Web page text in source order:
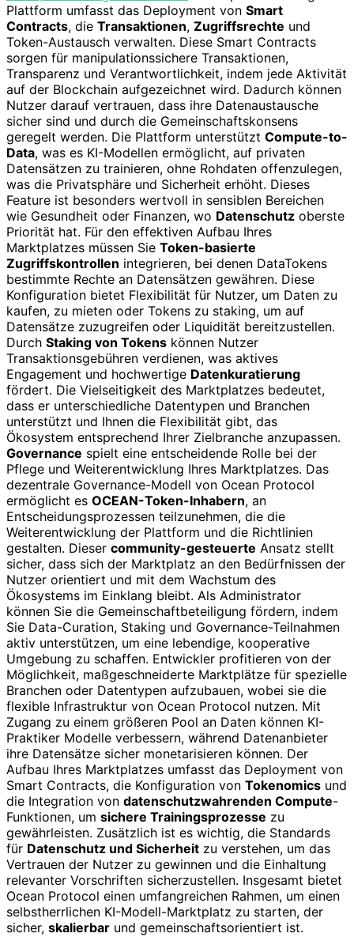
Plattform umfasst das Deployment von Smart
Contracts, die Transaktionen, Zugriffsrechte und
Token-Austausch verwalten. Diese Smart Contracts
sorgen für manipulationssichere Transaktionen,
Transparenz und Verantwortlichkeit, indem jede Aktivität
auf der Blockchain aufgezeichnet wird. Dadurch können
Nutzer darauf vertrauen, dass ihre Datenaustausche
sicher sind und durch die Gemeinschaftskonsens
geregelt werden. Die Plattform unterstützt Compute-to-
Data, was es KI-Modellen ermöglicht, auf privaten
Datensätzen zu trainieren, ohne Rohdaten offenzulegen,
was die Privatsphäre und Sicherheit erhöht. Dieses
Feature ist besonders wertvoll in sensiblen Bereichen
wie Gesundheit oder Finanzen, wo Datenschutz oberste
Priorität hat. Für den effektiven Aufbau Ihres
Marktplatzes müssen Sie Token-basierte
Zugriffskontrollen integrieren, bei denen DataTokens
bestimmte Rechte an Datensätzen gewähren. Diese
Konfiguration bietet Flexibilität für Nutzer, um Daten zu
kaufen, zu mieten oder Tokens zu staking, um auf
Datensätze zuzugreifen oder Liquidität bereitzustellen.
Durch Staking von Tokens können Nutzer
Transaktionsgebühren verdienen, was aktives
Engagement und hochwertige Datenkuratierung
fördert. Die Vielseitigkeit des Marktplatzes bedeutet,
dass er unterschiedliche Datentypen und Branchen
unterstützt und Ihnen die Flexibilität gibt, das
Ökosystem entsprechend Ihrer Zielbranche anzupassen.
Governance spielt eine entscheidende Rolle bei der
Pflege und Weiterentwicklung Ihres Marktplatzes. Das
dezentrale Governance-Modell von Ocean Protocol
ermöglicht es OCEAN-Token-Inhabern, an
Entscheidungsprozessen teilzunehmen, die die
Weiterentwicklung der Plattform und die Richtlinien
gestalten. Dieser community-gesteuerte Ansatz stellt
sicher, dass sich der Marktplatz an den Bedürfnissen der
Nutzer orientiert und mit dem Wachstum des
Ökosystems im Einklang bleibt. Als Administrator
können Sie die Gemeinschaftbeteiligung fördern, indem
Sie Data-Curation, Staking und Governance-Teilnahmen
aktiv unterstützen, um eine lebendige, kooperative
Umgebung zu schaffen. Entwickler profitieren von der
Möglichkeit, maßgeschneiderte Marktplätze für spezielle
Branchen oder Datentypen aufzubauen, wobei sie die
flexible Infrastruktur von Ocean Protocol nutzen. Mit
Zugang zu einem größeren Pool an Daten können KI-
Praktiker Modelle verbessern, während Datenanbieter
ihre Datensätze sicher monetarisieren können. Der
Aufbau Ihres Marktplatzes umfasst das Deployment von
Smart Contracts, die Konfiguration von Tokenomics und
die Integration von datenschutzwahrenden Compute-
Funktionen, um sichere Trainingsprozesse zu
gewährleisten. Zusätzlich ist es wichtig, die Standards
für Datenschutz und Sicherheit zu verstehen, um das
Vertrauen der Nutzer zu gewinnen und die Einhaltung
relevanter Vorschriften sicherzustellen. Insgesamt bietet
Ocean Protocol einen umfangreichen Rahmen, um einen
selbstherrlichen KI-Modell-Marktplatz zu starten, der
sicher, skalierbar und gemeinschaftsorientiert ist.